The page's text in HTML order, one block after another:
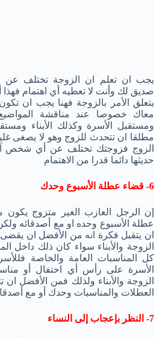
يجب ان تعلم ان الزوجة تختلف عن
صديق لك وأنت لا تعطيه أي اهتمام
يتعلق الأمر بالزوجة فهنا يجب ان
معاك خصوصا عند مناقشة
ومستقبل الأسرة وكذلك الأبناء
مطلقا ان تتحدث للزوج وهو لا يصغى
الزوج فزوجتك تختلف عن أي شخص
حديثها دائما قدرا من الاهتمام
6- قضاء عطلة الأسبوع وحدك
إن الرجل العازب الغير متزوج
عطلة الأسبوع وحده او مع أصدقائه
ان يتقبل فكرة انه من الأفضل ان يقضى
الزوجة والأبناء سواء كان ذلك داخل
كل المناسبات العامة والخاصة
الأسرة على رأس أي احتفال أو
الزوجة والأبناء ولذلك فمن الأفضل
العطلات والمناسبات وحدك أو مع
7- النظر بإعجاب إلى النساء